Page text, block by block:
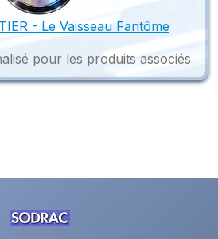
- Le Vaisseau Fantôme
pour les produits associés